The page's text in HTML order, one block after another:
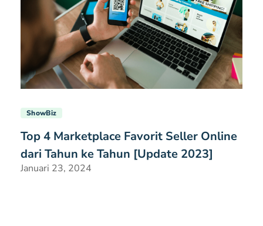
ShowBiz
Top 4 Marketplace Favorit Seller Online
dari Tahun ke Tahun [Update 2023]
Januari 23, 2024